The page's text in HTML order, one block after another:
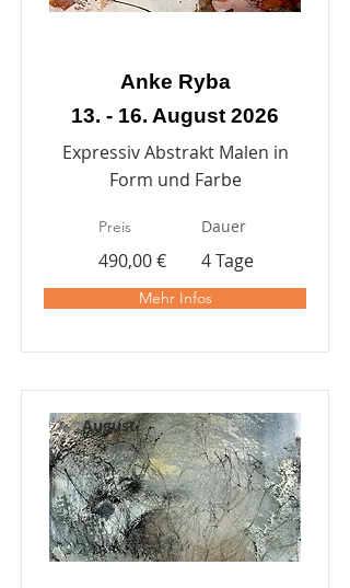
Anke Ryba
13. - 16. August 2026
Expressiv Abstrakt Malen in
Form und Farbe
Preis Dauer
490,00 € 4 Tage
Mehr Infos
August